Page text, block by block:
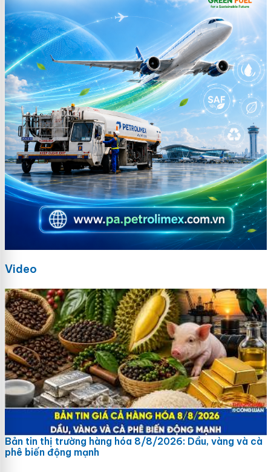
Video
Bản tin thị trường hàng hóa 8/8/2026: Dầu, vàng và cà
phê biến động mạnh